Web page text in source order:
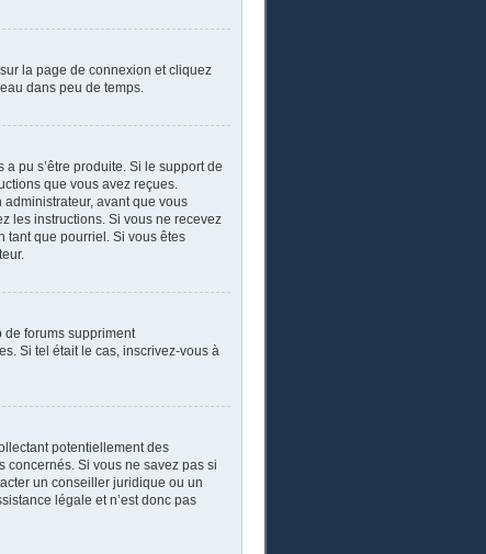
la page de connexion et cliquez
dans peu de temps.
pu s’être produite. Si le support de
que vous avez reçues.
avant que vous
les instructions. Si vous ne recevez
tant que pourriel. Si vous êtes
de forums suppriment
Si tel était le cas, inscrivez-vous à
potentiellement des
concernés. Si vous ne savez pas si
un conseiller juridique ou un
légale et n’est donc pas